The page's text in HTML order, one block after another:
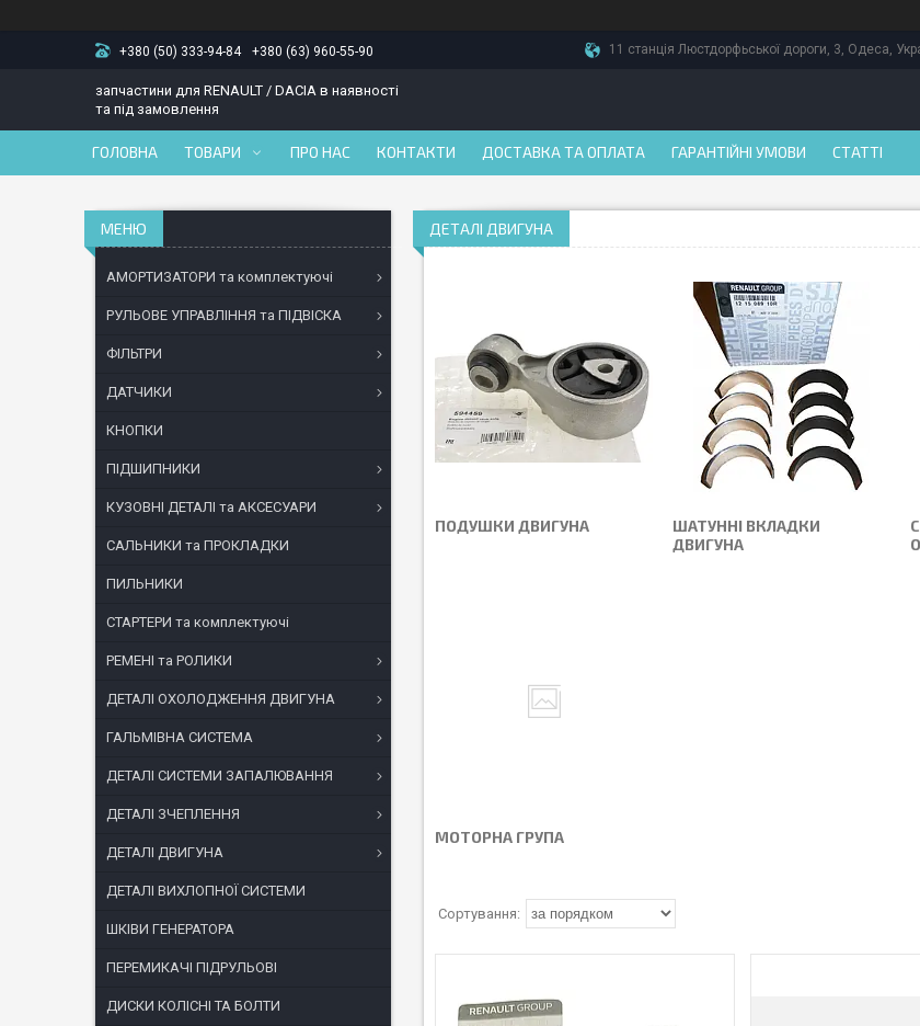
+380 (50) 333-94-84 +380 (63) 960-55-90 11 станція Люстдорфьської дороги, 3, Одеса,
запчастини для RENAULT / DACIA в наявності
та під замовлення
ГОЛОВНА ТОВАРИ ПРО НАС КОНТАКТИ ДОСТАВКА ТА ОПЛАТА ГАРАНТІЙНІ УМОВИ СТАТТІ
ДЕТАЛІ ДВИГУНА
ПОДУШКИ ДВИГУНА
ШАТУННІ ВКЛАДКИ
ДВИГУНА
МОТОРНА ГРУПА
АМОРТИЗАТОРИ та комплектуючі
РУЛЬОВЕ УПРАВЛІННЯ та ПІДВІСКА
ФІЛЬТРИ
ДАТЧИКИ
КНОПКИ
ПІДШИПНИКИ
КУЗОВНІ ДЕТАЛІ та АКСЕСУАРИ
САЛЬНИКИ та ПРОКЛАДКИ
ПИЛЬНИКИ
СТАРТЕРИ та комплектуючі
РЕМЕНІ та РОЛИКИ
ДЕТАЛІ ОХОЛОДЖЕННЯ ДВИГУНА
ГАЛЬМІВНА СИСТЕМА
ДЕТАЛІ СИСТЕМИ ЗАПАЛЮВАННЯ
ДЕТАЛІ ЗЧЕПЛЕННЯ
ДЕТАЛІ ДВИГУНА
ДЕТАЛІ ВИХЛОПНОЇ СИСТЕМИ
ШКІВИ ГЕНЕРАТОРА
ПЕРЕМИКАЧІ ПІДРУЛЬОВІ
ДИСКИ КОЛІСНІ ТА БОЛТИ